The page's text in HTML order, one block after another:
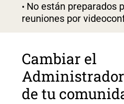
No están preparados
reuniones por
Cambiar el
de tu